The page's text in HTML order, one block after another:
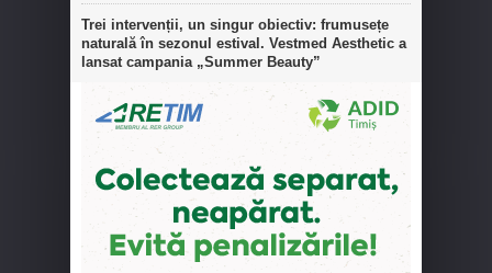
Trei intervenții, un singur obiectiv: frumusețe
naturală în sezonul estival. Vestmed Aesthetic a
lansat campania „Summer Beauty”